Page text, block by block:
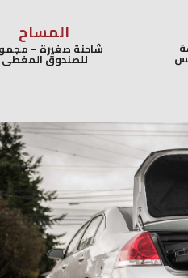
المساح
شاحنة صغيرة – مجموعة
للصندوق المغطى